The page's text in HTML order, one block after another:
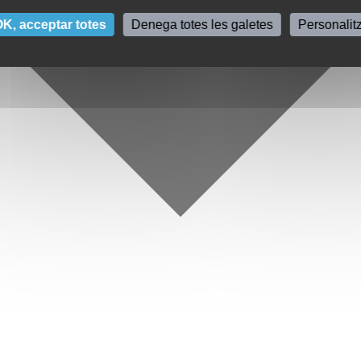
acceptar totes Denega totes les galetes